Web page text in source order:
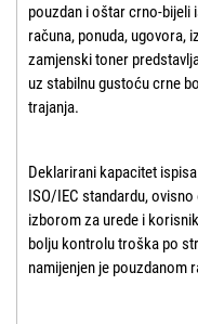
pouzdan i oštar crno-bijeli
računa, ponuda, ugovora,
zamjenski toner
uz stabilnu gustoću crne
trajanja.
Deklarirani kapacitet
ISO/IEC standardu,
izborom za urede i
bolju kontrolu troška po
namijenjen je pouzdanom